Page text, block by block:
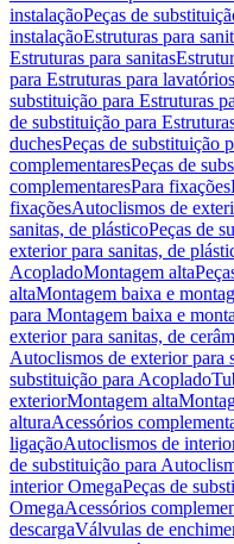
instalaçãoPeças de
instalaçãoEstruturas para
Estruturas para sanitas
para Estruturas para lavatórios
substituição para Estruturas
de substituição para
duchesPeças de substituição
complementaresPeças de
complementaresPara fixações
fixaçõesAutoclismos de
sanitas, de plásticoPeças de
exterior para sanitas, de
AcopladoMontagem alta
altaMontagem baixa e
para Montagem baixa e
exterior para sanitas, de
Autoclismos de exterior para
substituição para Acoplado
exteriorMontagem alta
alturaAcessórios
ligaçãoAutoclismos de
de substituição para
interior OmegaPeças de
OmegaAcessórios
descargaVálvulas de